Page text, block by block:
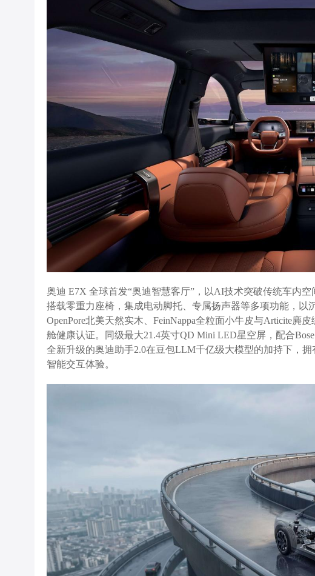
奥迪 E7X 全球首发“奥迪智慧客厅”，以AI技术突破传统车内
搭载零重力座椅，集成电动脚托、专属扬声器等多项功能，
OpenPore北美天然实木、FeinNappa全粒面小牛皮与Articite
舱健康认证。同级最大21.4英寸QD Mini LED星空屏，配合
全新升级的奥迪助手2.0在豆包LLM千亿级大模型的加持下，
智能交互体验。